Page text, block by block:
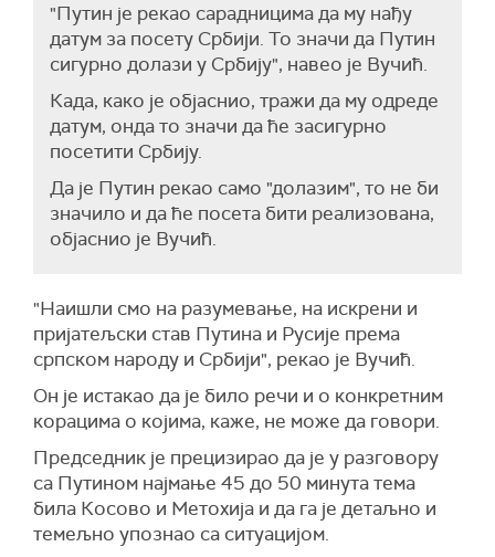
"Путин је рекао сарадницима да му нађу
датум за посету Србији. То значи да Путин
сигурно долази у Србију", навео је Вучић.
Када, како је објаснио, тражи да му одреде
датум, онда то значи да ће засигурно
посетити Србију.
Да је Путин рекао само "долазим", то не би
значило и да ће посета бити реализована,
објаснио је Вучић.
"Наишли смо на разумевање, на искрени и
пријатељски став Путина и Русије према
српском народу и Србији", рекао је Вучић.
Он је истакао да је било речи и о конкретним
корацима о којима, каже, не може да говори.
Председник је прецизирао да је у разговору
са Путином најмање 45 до 50 минута тема
била Косово и Метохија и да га је детаљно и
темељно упознао са ситуацијом.